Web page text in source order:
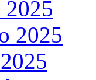
2025
2025